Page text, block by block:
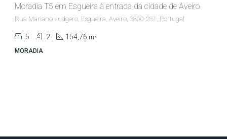
Moradia T5 em Esgueira à entrada da cidade de Aveiro
Rua Mariano Ludgero, Esgueira, Aveiro, 3800-281, Portugal
5 2 154,76 m²
MORADIA